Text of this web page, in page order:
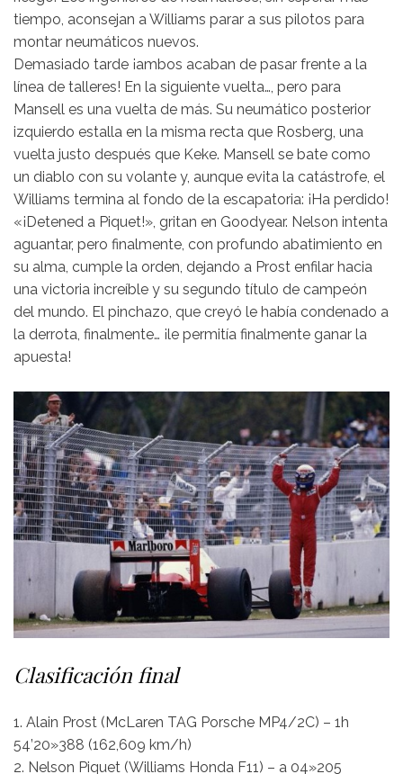
tiempo, aconsejan a Williams parar a sus pilotos para
montar neumáticos nuevos.
Demasiado tarde ¡ambos acaban de pasar frente a la
línea de talleres! En la siguiente vuelta…, pero para
Mansell es una vuelta de más. Su neumático posterior
izquierdo estalla en la misma recta que Rosberg, una
vuelta justo después que Keke. Mansell se bate como
un diablo con su volante y, aunque evita la catástrofe, el
Williams termina al fondo de la escapatoria: ¡Ha perdido!
«¡Detened a Piquet!», gritan en Goodyear. Nelson intenta
aguantar, pero finalmente, con profundo abatimiento en
su alma, cumple la orden, dejando a Prost enfilar hacia
una victoria increíble y su segundo título de campeón
del mundo. El pinchazo, que creyó le había condenado a
la derrota, finalmente… ¡le permitía finalmente ganar la
apuesta!
Clasificación final
1. Alain Prost (McLaren TAG Porsche MP4/2C) – 1h
54’20»388 (162,609 km/h)
2. Nelson Piquet (Williams Honda F11) – a 04»205